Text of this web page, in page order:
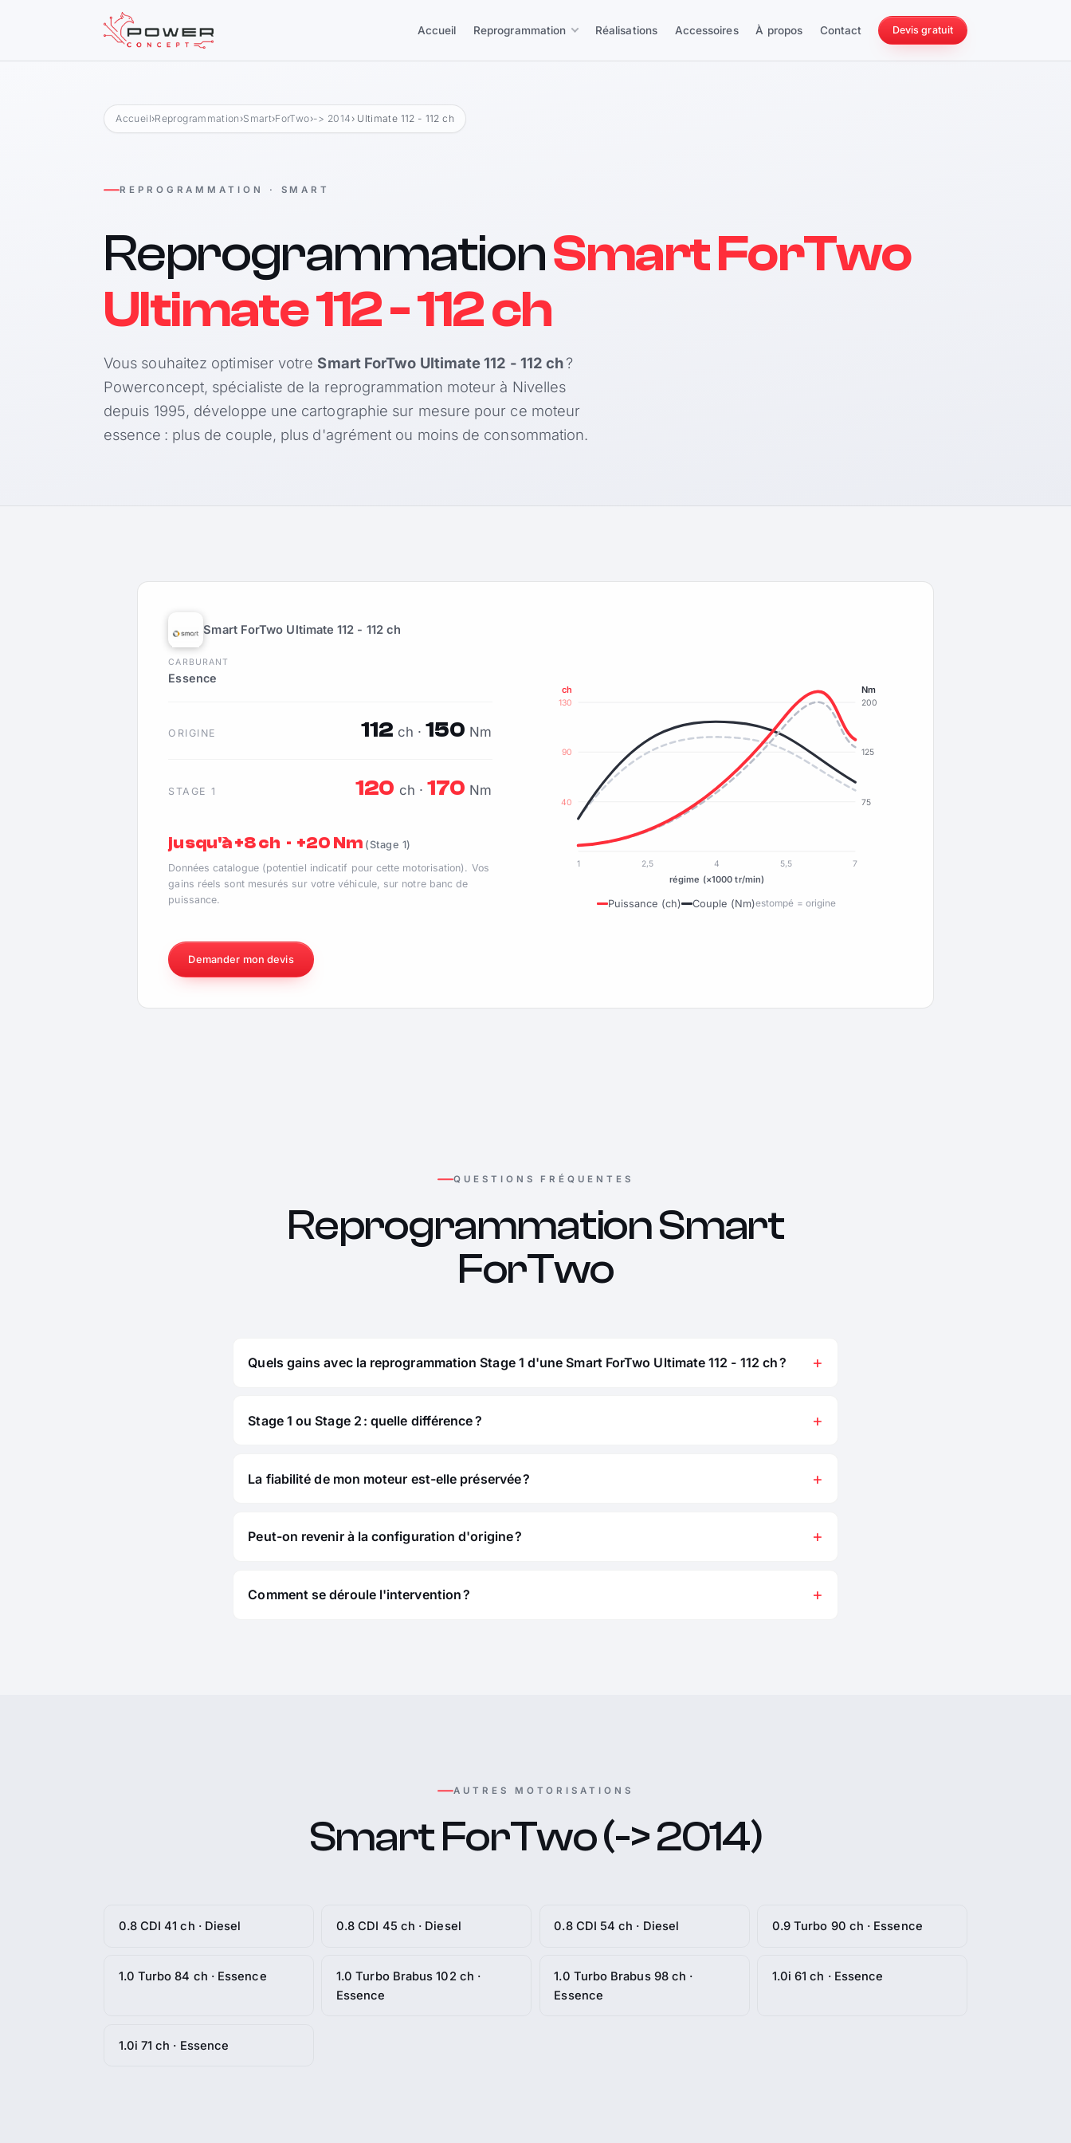
Accueil Reprogrammation Réalisations Accessoires À propos Contact Devis gratuit
228 Nm
Accueil›Reprogrammation ›Smart›ForTwo›-> 2014 › Ultimate 112 - 112 ch
REPROGRAMMATION · SMART
ReprogrammationSmart ForTwo
Ultimate 112 - 112 ch
Vous souhaitez optimiser votre Smart ForTwo Ultimate 112 - 112 ch?
Powerconcept, spécialiste de la reprogrammation moteur à Nivelles
depuis 1995, développe une cartographie sur mesure pour ce moteur
essence : plus de couple, plus d'agrément ou moins de consommation.
Smart ForTwo Ultimate 112 - 112 ch
CARBURANT
Essence
ORIGINE 112 ch · 150 Nm
STAGE 1 120 ch ·170 Nm
jusqu'à +8 ch · +20 Nm (Stage 1)
Données catalogue (potentiel indicatif pour cette motorisation). Vos
gains réels sont mesurés sur votre véhicule, sur notre banc de
puissance.
40
90
130
75
125
200
ch Nm
1 2,5 4 5,5 7
régime (×1000 tr/min)
Puissance (ch) Couple (Nm)estompé = origine
Demander mon devis
QUESTIONS FRÉQUENTES
Reprogrammation Smart
ForTwo
Quels gains avec la reprogrammation Stage 1 d'une Smart ForTwo Ultimate 112 - 112 ch ?
Stage 1 ou Stage 2 : quelle différence ?
La fiabilité de mon moteur est-elle préservée ?
Peut-on revenir à la configuration d'origine ?
Comment se déroule l'intervention ?
AUTRES MOTORISATIONS
Smart ForTwo (-> 2014)
0.8 CDI 41 ch · Diesel 0.8 CDI 45 ch · Diesel 0.8 CDI 54 ch · Diesel 0.9 Turbo 90 ch · Essence
1.0 Turbo 84 ch · Essence
1.0 Turbo Brabus 102 ch ·
Essence
1.0 Turbo Brabus 98 ch ·
Essence
1.0i 61 ch · Essence
1.0i 71 ch · Essence